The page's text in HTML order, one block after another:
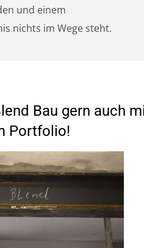
und einem
nichts im Wege steht.
Bau gern auch
Portfolio!